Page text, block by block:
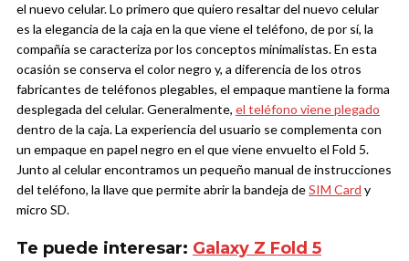
el nuevo celular.Lo primero que quiero resaltar del nuevo celular
es la elegancia de la caja en la que viene el teléfono, de por sí, la
compañía se caracteriza por los conceptos minimalistas. En esta
ocasión se conserva el color negro y, a diferencia de los otros
fabricantes de teléfonos plegables, el empaque mantiene la forma
desplegada del celular. Generalmente, el teléfono viene plegado
dentro de la caja.La experiencia del usuario se complementa con
un empaque en papel negro en el que viene envuelto el Fold 5.
Junto al celular encontramos un pequeño manual de instrucciones
del teléfono, la llave que permite abrir la bandeja deSIM Card y
micro SD.
Te puede interesar: Galaxy Z Fold 5